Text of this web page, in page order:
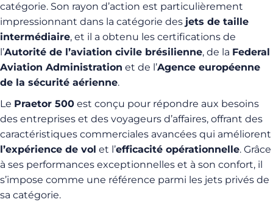
catégorie. Son rayon d’action est particulièrement
impressionnant dans la catégorie des jets de taille
intermédiaire, et il a obtenu les certifications de
l’Autorité de l’aviation civile brésilienne, de la Federal
Aviation Administration et de l’Agence européenne
de la sécurité aérienne.
Le Praetor 500 est conçu pour répondre aux besoins
des entreprises et des voyageurs d’affaires, offrant des
caractéristiques commerciales avancées qui améliorent
l’expérience de vol et l’efficacité opérationnelle. Grâce
à ses performances exceptionnelles et à son confort, il
s’impose comme une référence parmi les jets privés de
sa catégorie.